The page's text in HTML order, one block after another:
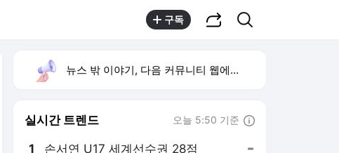
구독
뉴스 밖 이야기, 다음 커뮤니티 웹에서 보기
실시간 트렌드 오늘 5:50 기준
1 손서연 U17 세계선수권 28점